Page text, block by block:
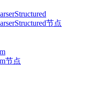
节点
节点